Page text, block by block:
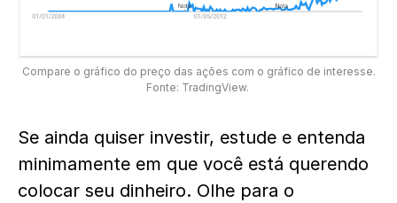
Compare o gráfico do preço das ações com o gráfico de interesse.
Fonte: TradingView.
Se ainda quiser investir, estude e entenda
minimamente em que você está querendo
colocar seu dinheiro. Olhe para o